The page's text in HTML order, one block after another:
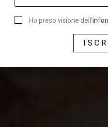
Ho preso visione dell'